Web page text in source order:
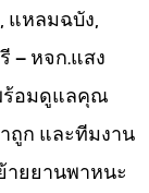
แหลมฉบัง,
– หจก.แสง
ร้อมดูแลคุณ
ถูก และทีมงาน
ายยานพาหนะ